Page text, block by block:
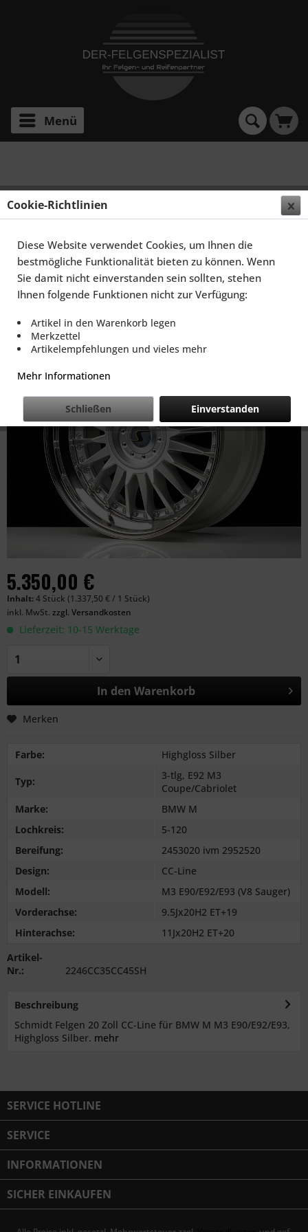
Menü
SCHMIDT FELGEN 20 ZOLL CC-LINE FÜR BMW M M3
E90/E92/E93, HIGHGLOSS SILBER
5.350,00 €
Inhalt:4 Stück (1.337,50 € / 1 Stück)
inkl. MwSt. zzgl. Versandkosten
Lieferzeit: 10-15 Werktage
In den Warenkorb
Merken
Farbe: Highgloss Silber
Typ:
3-tlg, E92 M3
Coupe/Cabriolet
Marke:
BMW M
Lochkreis:
5-120
Bereifung:
2453020 ivm 2952520
Design:
CC-Line
Modell:
M3 E90/E92/E93 (V8 Sauger)
Vorderachse:
9.5Jx20H2 ET+19
Hinterachse:
11Jx20H2 ET+20
Artikel-
Nr.:
2246CC35CC45SH
Beschreibung
Schmidt Felgen 20 Zoll CC-Line für BMW M M3 E90/E92/E93,
Highgloss Silber. mehr
SERVICE HOTLINE
SERVICE
INFORMATIONEN
SICHER EINKAUFEN
Cookie-Richtlinien
Diese Website verwendet Cookies, um Ihnen die
bestmögliche Funktionalität bieten zu können. Wenn
Sie damit nicht einverstanden sein sollten, stehen
Ihnen folgende Funktionen nicht zur Verfügung:
Artikel in den Warenkorb legen
Merkzettel
Artikelempfehlungen und vieles mehr
Mehr Informationen
Einverstanden
Schließen